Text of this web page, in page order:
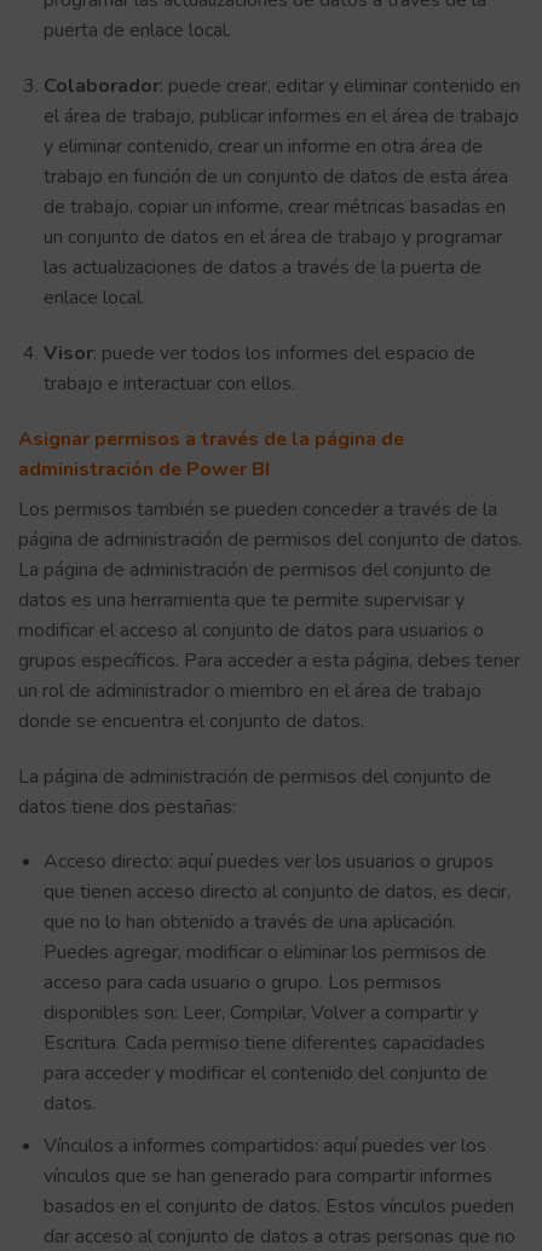
puerta de enlace local.
Colaborador: puede crear, editar y eliminar contenido en
el área de trabajo, publicar informes en el área de trabajo
y eliminar contenido, crear un informe en otra área de
trabajo en función de un conjunto de datos de esta área
de trabajo, copiar un informe, crear métricas basadas en
un conjunto de datos en el área de trabajo y programar
las actualizaciones de datos a través de la puerta de
enlace local.
Visor: puede ver todos los informes del espacio de
trabajo e interactuar con ellos.
Asignar permisos a través de la página de
administración de Power BI
Los permisos también se pueden conceder a través de la
página de administración de permisos del conjunto de datos.
La página de administración de permisos del conjunto de
datos es una herramienta que te permite supervisar y
modificar el acceso al conjunto de datos para usuarios o
grupos específicos. Para acceder a esta página, debes tener
un rol de administrador o miembro en el área de trabajo
donde se encuentra el conjunto de datos.
La página de administración de permisos del conjunto de
datos tiene dos pestañas:
Acceso directo: aquí puedes ver los usuarios o grupos
que tienen acceso directo al conjunto de datos, es decir,
que no lo han obtenido a través de una aplicación.
Puedes agregar, modificar o eliminar los permisos de
acceso para cada usuario o grupo. Los permisos
disponibles son: Leer, Compilar, Volver a compartir y
Escritura. Cada permiso tiene diferentes capacidades
para acceder y modificar el contenido del conjunto de
datos.
Vínculos a informes compartidos: aquí puedes ver los
vínculos que se han generado para compartir informes
basados en el conjunto de datos. Estos vínculos pueden
dar acceso al conjunto de datos a otras personas que no